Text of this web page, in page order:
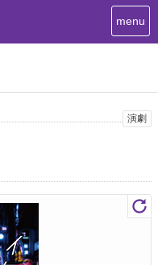
T
o
g
a
menu
演劇